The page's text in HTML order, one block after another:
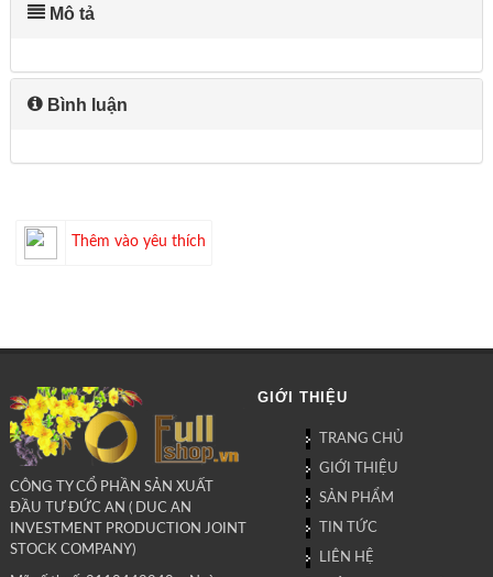
Mô tả
Bình luận
Thêm vào yêu thích
CÔNG TY CỔ PHẦN SẢN XUẤT
ĐẦU TƯ ĐỨC AN ( DUC AN
INVESTMENT PRODUCTION JOINT
STOCK COMPANY)
GIỚI THIỆU
TRANG CHỦ
GIỚI THIỆU
SẢN PHẨM
TIN TỨC
LIÊN HỆ